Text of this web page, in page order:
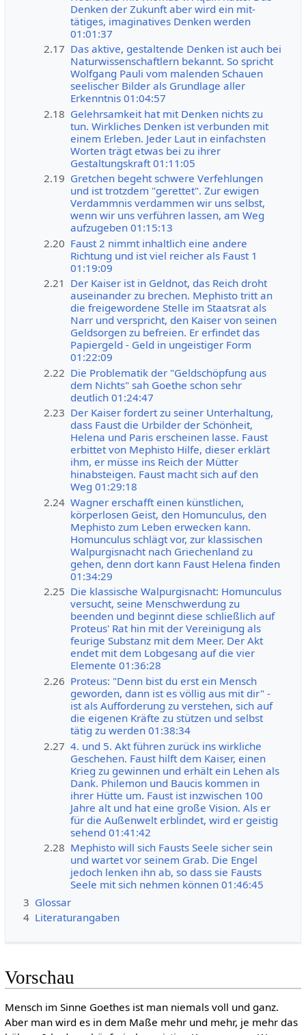
Denken der Zukunft aber wird ein mit-
tätiges, imaginatives Denken werden
01:01:37
2.17 Das aktive, gestaltende Denken ist auch bei
Naturwissenschaftlern bekannt. So spricht
Wolfgang Pauli vom malenden Schauen
seelischer Bilder als Grundlage aller
Erkenntnis 01:04:57
2.18 Gelehrsamkeit hat mit Denken nichts zu
tun. Wirkliches Denken ist verbunden mit
einem Erleben. Jeder Laut in einfachsten
Worten trägt etwas bei zu ihrer
Gestaltungskraft 01:11:05
2.19 Gretchen begeht schwere Verfehlungen
und ist trotzdem "gerettet". Zur ewigen
Verdammnis verdammen wir uns selbst,
wenn wir uns verführen lassen, am Weg
aufzugeben 01:15:13
2.20 Faust 2 nimmt inhaltlich eine andere
Richtung und ist viel reicher als Faust 1
01:19:09
2.21 Der Kaiser ist in Geldnot, das Reich droht
auseinander zu brechen. Mephisto tritt an
die freigewordene Stelle im Staatsrat als
Narr und verspricht, den Kaiser von seinen
Geldsorgen zu befreien. Er erfindet das
Papiergeld - Geld in ungeistiger Form
01:22:09
2.22 Die Problematik der "Geldschöpfung aus
dem Nichts" sah Goethe schon sehr
deutlich 01:24:47
2.23 Der Kaiser fordert zu seiner Unterhaltung,
dass Faust die Urbilder der Schönheit,
Helena und Paris erscheinen lasse. Faust
erbittet von Mephisto Hilfe, dieser erklärt
ihm, er müsse ins Reich der Mütter
hinabsteigen. Faust macht sich auf den
Weg 01:29:18
2.24 Wagner erschafft einen künstlichen,
körperlosen Geist, den Homunculus, den
Mephisto zum Leben erwecken kann.
Homunculus schlägt vor, zur klassischen
Walpurgisnacht nach Griechenland zu
gehen, denn dort kann Faust Helena finden
01:34:29
2.25 Die klassische Walpurgisnacht: Homunculus
versucht, seine Menschwerdung zu
beenden und beginnt diese schließlich auf
Proteus' Rat hin mit der Vereinigung als
feurige Substanz mit dem Meer. Der Akt
endet mit dem Lobgesang auf die vier
Elemente 01:36:28
2.26 Proteus: "Denn bist du erst ein Mensch
geworden, dann ist es völlig aus mit dir" -
ist als Aufforderung zu verstehen, sich auf
die eigenen Kräfte zu stützen und selbst
tätig zu werden 01:38:34
2.27 4. und 5. Akt führen zurück ins wirkliche
Geschehen. Faust hilft dem Kaiser, einen
Krieg zu gewinnen und erhält ein Lehen als
Dank. Philemon und Baucis kommen in
ihrer Hütte um. Faust ist inzwischen 100
Jahre alt und hat eine große Vision. Als er
für die Außenwelt erblindet, wird er geistig
sehend 01:41:42
2.28 Mephisto will sich Fausts Seele sicher sein
und wartet vor seinem Grab. Die Engel
jedoch lenken ihn ab, so dass sie Fausts
Seele mit sich nehmen können 01:46:45
3 Glossar
4 Literaturangaben
Vorschau
Mensch im Sinne Goethes ist man niemals voll und ganz.
Aber man wird es in dem Maße mehr und mehr, je mehr das